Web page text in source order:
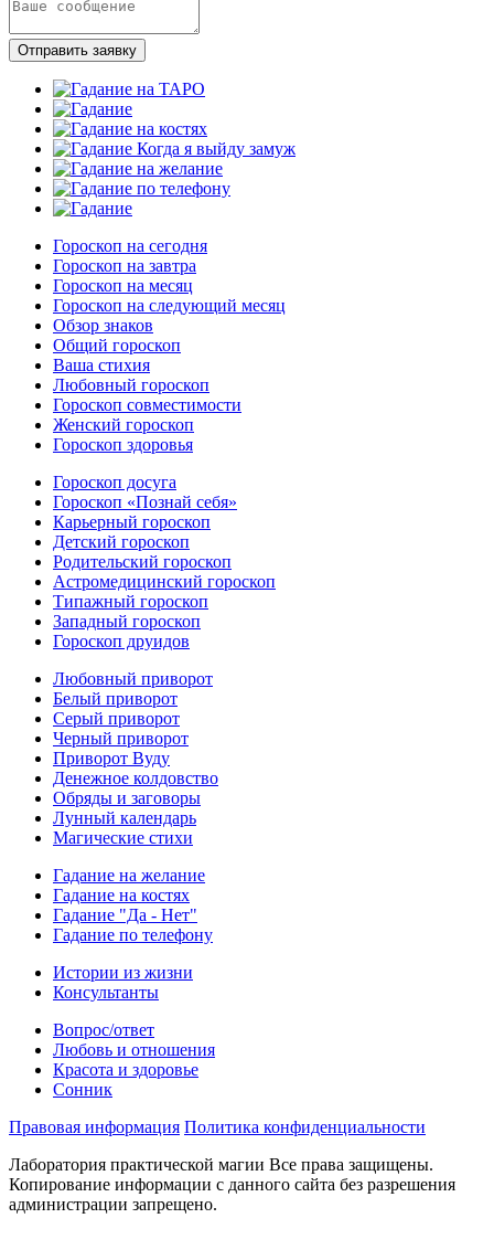
Отправить заявку
Гороскоп на сегодня
Гороскоп на завтра
Гороскоп на месяц
Гороскоп на следующий месяц
Обзор знаков
Общий гороскоп
Ваша стихия
Любовный гороскоп
Гороскоп совместимости
Женский гороскоп
Гороскоп здоровья
Гороскоп досуга
Гороскоп «Познай себя»
Карьерный гороскоп
Детский гороскоп
Родительский гороскоп
Астромедицинский гороскоп
Типажный гороскоп
Западный гороскоп
Гороскоп друидов
Любовный приворот
Белый приворот
Серый приворот
Черный приворот
Приворот Вуду
Денежное колдовство
Обряды и заговоры
Лунный календарь
Магические стихи
Гадание на желание
Гадание на костях
Гадание "Да - Нет"
Гадание по телефону
Истории из жизни
Консультанты
Вопрос/ответ
Любовь и отношения
Красота и здоровье
Сонник
Правовая информация Политика конфиденциальности
Лаборатория практической магии Все права защищены.
Копирование информации с данного сайта без разрешения
администрации запрещено.